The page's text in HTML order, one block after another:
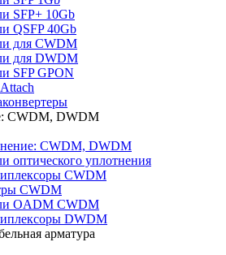
SFP+ 10Gb
QSFP 40Gb
для CWDM
для DWDM
SFP GPON
CWDM, DWDM
CWDM, DWDM
оптического уплотнения
CWDM
CWDM
OADM CWDM
DWDM
арматура